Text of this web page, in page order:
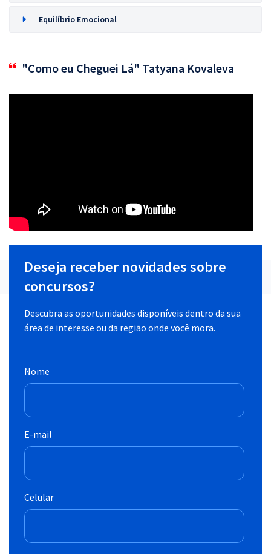
Equilíbrio Emocional
"Como eu Cheguei Lá" Tatyana Kovaleva
Deseja receber novidades sobre
concursos?
Descubra as oportunidades disponíveis dentro da sua
área de interesse ou da região onde você mora.
Nome
E-mail
Celular